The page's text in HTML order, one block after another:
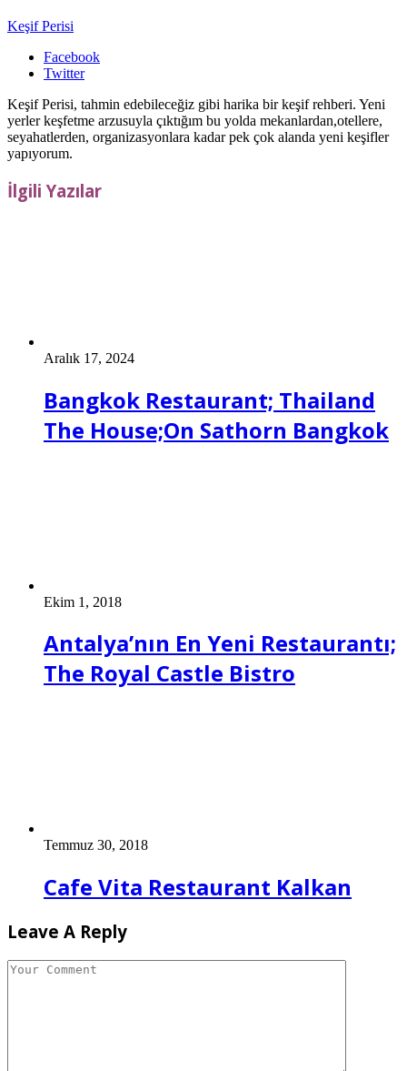
Keşif Perisi
Facebook
Twitter
Keşif Perisi, tahmin edebileceğiz gibi harika bir keşif rehberi. Yeni
yerler keşfetme arzusuyla çıktığım bu yolda mekanlardan,otellere,
seyahatlerden, organizasyonlara kadar pek çok alanda yeni keşifler
yapıyorum.
İlgili Yazılar
Aralık 17, 2024
Bangkok Restaurant; Thailand
The House;On Sathorn Bangkok
Ekim 1, 2018
Antalya’nın En Yeni Restaurantı;
The Royal Castle Bistro
Temmuz 30, 2018
Cafe Vita Restaurant Kalkan
Leave A Reply